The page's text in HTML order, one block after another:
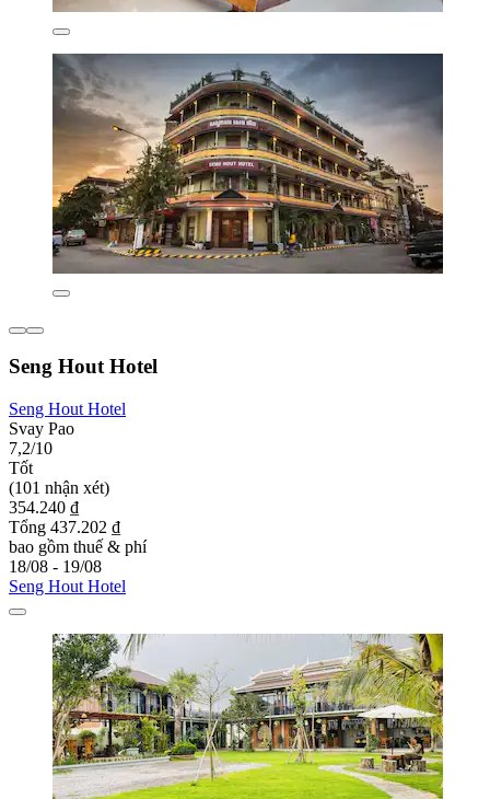
Seng Hout Hotel
Seng Hout Hotel
Svay Pao
7,2/10
Tốt
(101 nhận xét)
354.240 ₫
Tổng 437.202 ₫
bao gồm thuế & phí
18/08 - 19/08
Seng Hout Hotel